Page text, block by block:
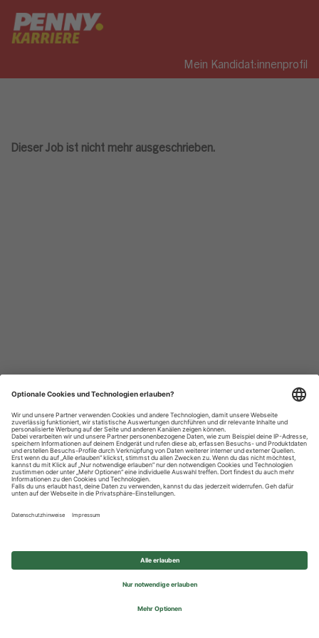
Mein Kandidat:innenprofil
Dieser Job ist nicht mehr ausgeschrieben.
Datenschutzhinweise
Impressum
Privatsphäre-Einstellungen
© 2026 REWE Group - All rights reserved